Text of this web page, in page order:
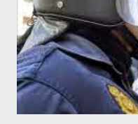
c
o
m
e
n
t